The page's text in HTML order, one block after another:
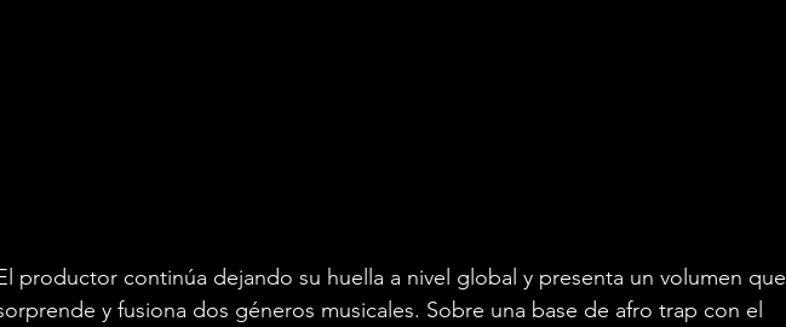
productor continúa dejando su huella a nivel global y presenta un volumen que
y fusiona dos géneros musicales. Sobre una base de afro trap con el